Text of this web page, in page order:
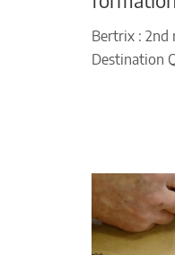
Bertrix : 2nd
Destination